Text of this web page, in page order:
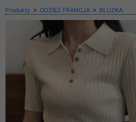
Produkty > ODZIEŻ FRANCJA > BLUZKA